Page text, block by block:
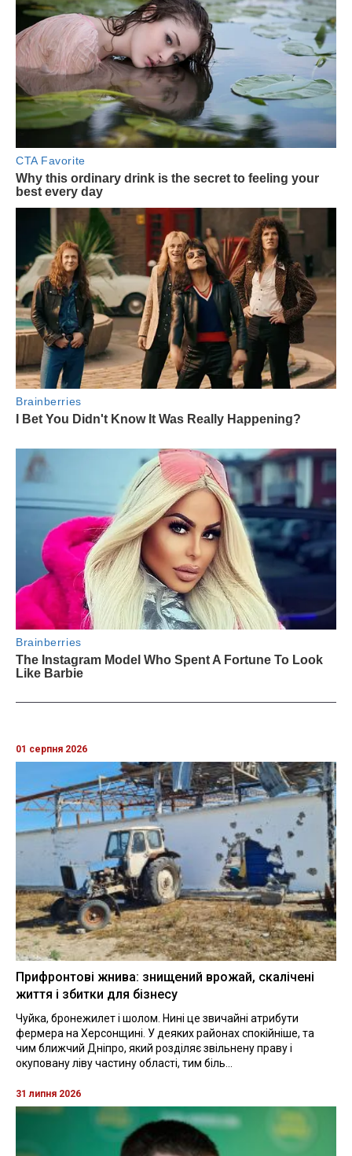
01 серпня 2026
Прифронтові жнива: знищений врожай, скалічені
життя і збитки для бізнесу
Чуйка, бронежилет і шолом. Нині це звичайні атрибути
фермера на Херсонщині. У деяких районах спокійніше, та
чим ближчий Дніпро, який розділяє звільнену праву і
окуповану ліву частину області, тим біль...
31 липня 2026